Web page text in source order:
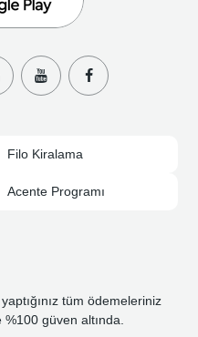
Filo Kiralama
Acente Programı
tüm ödemeleriniz
%100 güven altında.